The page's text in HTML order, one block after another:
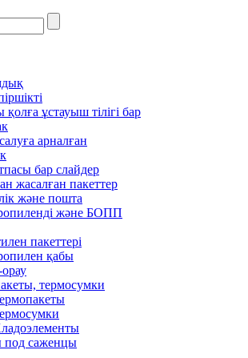
ұстауыш тілігі бар
арналған
бар слайдер
жасалған пакеттер
және пошта
және БОПП
пакеттері
қабы
термосумки
под саженцы